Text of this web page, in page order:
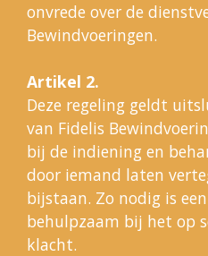
onvrede over de
Bewindvoeringen.
Artikel 2.
Deze regeling geldt
van Fidelis
bij de indiening en
door iemand laten
bijstaan. Zo nodig is
behulpzaam bij het op
klacht.